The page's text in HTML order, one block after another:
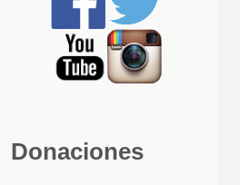
Donaciones